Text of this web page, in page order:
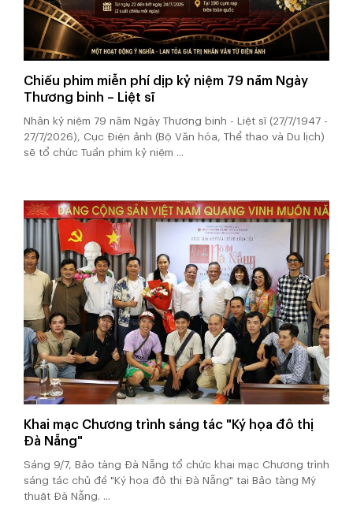
Chiếu phim miễn phí dịp kỷ niệm 79 năm Ngày
Thương binh – Liệt sĩ
Nhân kỷ niệm 79 năm Ngày Thương binh - Liệt sĩ (27/7/1947 -
27/7/2026), Cục Điện ảnh (Bộ Văn hóa, Thể thao và Du lịch)
sẽ tổ chức Tuần phim kỷ niệm ...
Khai mạc Chương trình sáng tác "Ký họa đô thị
Đà Nẵng"
Sáng 9/7, Bảo tàng Đà Nẵng tổ chức khai mạc Chương trình
sáng tác chủ đề "Ký họa đô thị Đà Nẵng" tại Bảo tàng Mỹ
thuật Đà Nẵng. ...